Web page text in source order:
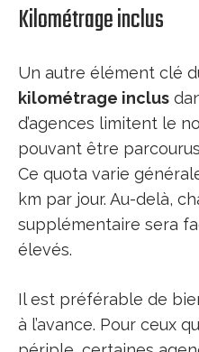
Kilométrage inclus
Un autre élément clé
kilométrage inclus
d’agences limitent le
pouvant être
Ce quota varie
km par jour. Au-delà,
supplémentaire sera
élevés.
Il est préférable de
à l’avance. Pour ceux